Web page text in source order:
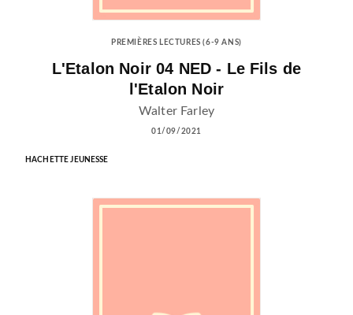
PREMIÈRES LECTURES (6-9 ANS)
L'Etalon Noir 04 NED - Le Fils de
l'Etalon Noir
Walter Farley
01/09/2021
HACHETTE JEUNESSE